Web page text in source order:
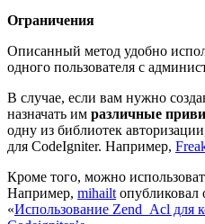
Ограничения
Описанный метод удобно
одного пользователя с
В случае, если вам нужно
назначать им различные
одну из библиотек
для CodeIgniter. Например,
Кроме того, можно
Например, mihailt опубликовал
«Использование Zend_Acl для